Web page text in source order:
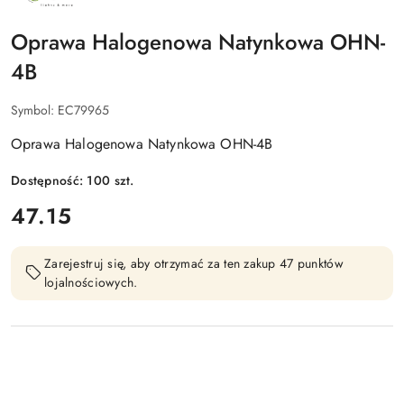
Oprawa Halogenowa Natynkowa OHN-
4B
Symbol: EC79965
Oprawa Halogenowa Natynkowa OHN-4B
Dostępność: 100 szt.
cena:
47.15
Zarejestruj się, aby otrzymać za ten zakup 47 punktów
lojalnościowych.